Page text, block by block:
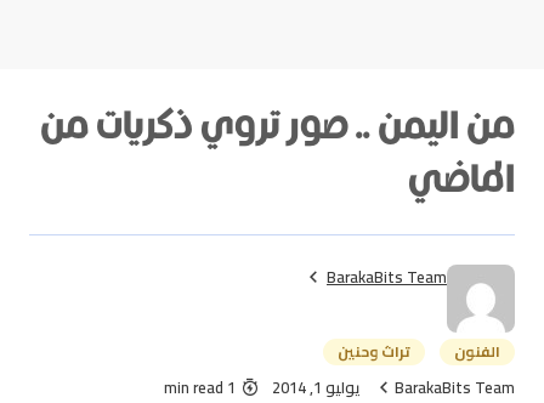
من اليمن .. صور تروي ذكريات من
الماضي
BarakaBits Team
الفنون تراث وحنين
BarakaBits Team يوليو 1, 2014 1 min read